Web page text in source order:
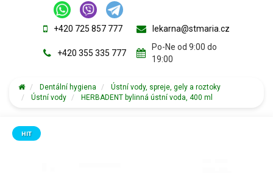
+420 725 857 777
+420 355 335 777
lekarna@stmaria.cz
Po-Ne od 9:00 do
19:00
Dentální hygiena
Ústní vody, spreje, gely a roztoky
Ústní vody
HERBADENT bylinná ústní voda, 400 ml
HIT